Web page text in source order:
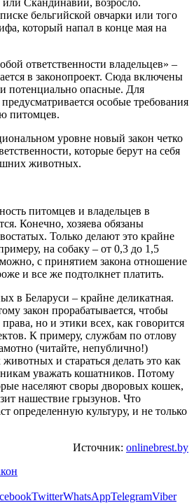
бельгийской овчарки или того
который напал в конце мая на
ответственности владельцев» –
в законопроект. Сюда включены
потенциально опасные. Для
особые требования
питомцев.
уровне новый закон четко
которые берут на себя
животных.
питомцев и владельцев в
Конечно, хозяева обязаны
Только делают это крайне
на собаку – от 0,3 до 1,5
с принятием закона отношение
и все же подтолкнет платить.
в Беларуси – крайне деликатная.
закон прорабатывается, чтобы
но и этики всех, как говорится
К примеру, службам по отлову
(читайте, непублично!)
и стараться делать это как
уважать кошатников. Потому
населяют своры дворовых кошек,
нашествие грызунов. Что
определенную культуру, и не только
Источник: onlinebrest.by
TwitterWhatsAppTelegramViber